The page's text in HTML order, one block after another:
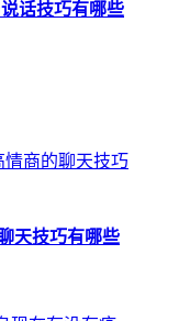
话技巧有哪些
天技巧有哪些